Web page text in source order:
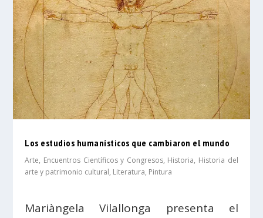
Los estudios humanísticos que cambiaron el mundo
Arte, Encuentros Científicos y Congresos, Historia, Historia del
arte y patrimonio cultural, Literatura, Pintura
Mariàngela Vilallonga presenta el